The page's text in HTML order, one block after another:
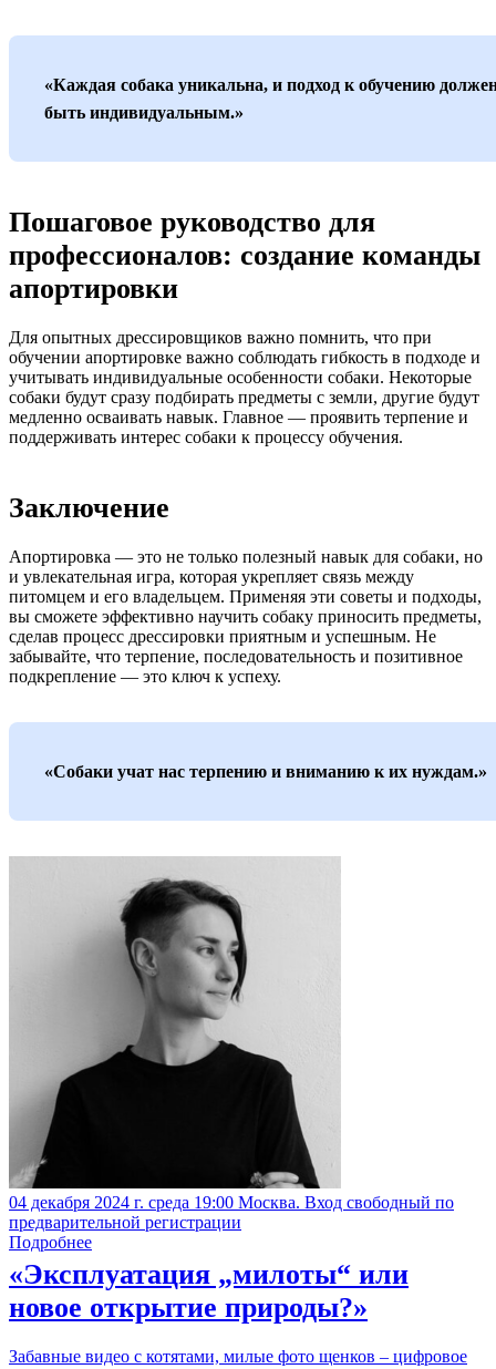
«Каждая собака уникальна, и подход к обучению
быть индивидуальным.»
Пошаговое руководство для
профессионалов: создание команды
апортировки
Для опытных дрессировщиков важно помнить, что при
обучении апортировке важно соблюдать гибкость в подходе и
учитывать индивидуальные особенности собаки. Некоторые
собаки будут сразу подбирать предметы с земли, другие будут
медленно осваивать навык. Главное — проявить терпение и
поддерживать интерес собаки к процессу обучения.
Заключение
Апортировка — это не только полезный навык для собаки, но
и увлекательная игра, которая укрепляет связь между
питомцем и его владельцем. Применяя эти советы и подходы,
вы сможете эффективно научить собаку приносить предметы,
сделав процесс дрессировки приятным и успешным. Не
забывайте, что терпение, последовательность и позитивное
подкрепление — это ключ к успеху.
«Собаки учат нас терпению и вниманию к их нуждам.»
04 декабря 2024 г. среда 19:00 Москва. Вход свободный по
предварительной регистрации
Подробнее
«Эксплуатация „милоты“ или
новое открытие природы?»
Забавные видео с котятами, милые фото щенков – цифровое